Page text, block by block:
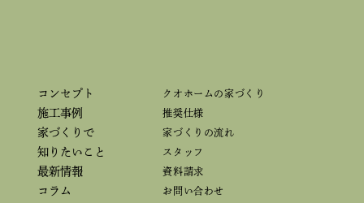
コンセプト
施工事例
家づくりで
知りたいこと
最新情報
コラム
クオホームの家づくり
推奨仕様
家づくりの流れ
スタッフ
資料請求
お問い合わせ